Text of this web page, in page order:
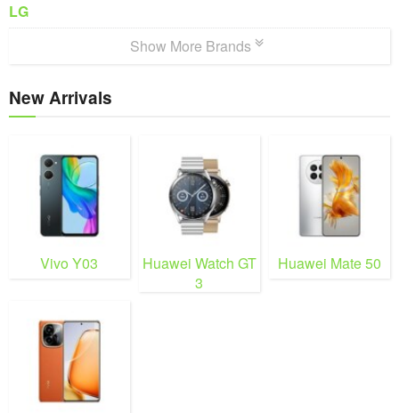
LG
Show More Brands
New Arrivals
Vivo Y03
Huawei Watch GT
3
Huawei Mate 50